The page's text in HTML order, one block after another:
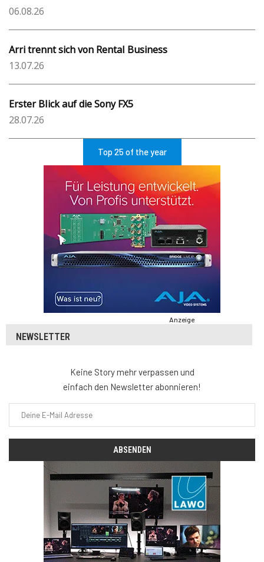
06.08.26
Arri trennt sich von Rental Business
13.07.26
Erster Blick auf die Sony FX5
28.07.26
Top 25 of the year
Anzeige
NEWSLETTER
Keine Story mehr verpassen und
einfach den Newsletter abonnieren!